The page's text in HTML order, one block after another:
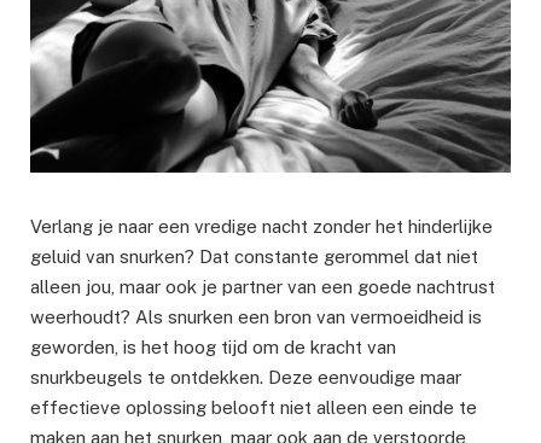
Verlang je naar een vredige nacht zonder het hinderlijke
geluid van snurken? Dat constante gerommel dat niet
alleen jou, maar ook je partner van een goede nachtrust
weerhoudt? Als snurken een bron van vermoeidheid is
geworden, is het hoog tijd om de kracht van
snurkbeugels te ontdekken. Deze eenvoudige maar
effectieve oplossing belooft niet alleen een einde te
maken aan het snurken, maar ook aan de verstoorde